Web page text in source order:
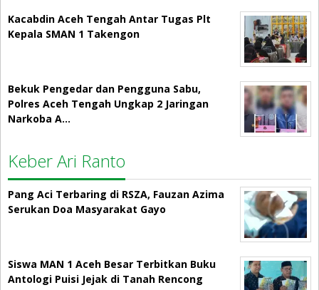
Kacabdin Aceh Tengah Antar Tugas Plt
Kepala SMAN 1 Takengon
Bekuk Pengedar dan Pengguna Sabu,
Polres Aceh Tengah Ungkap 2 Jaringan
Narkoba A…
Keber Ari Ranto
Pang Aci Terbaring di RSZA, Fauzan Azima
Serukan Doa Masyarakat Gayo
Siswa MAN 1 Aceh Besar Terbitkan Buku
Antologi Puisi Jejak di Tanah Rencong